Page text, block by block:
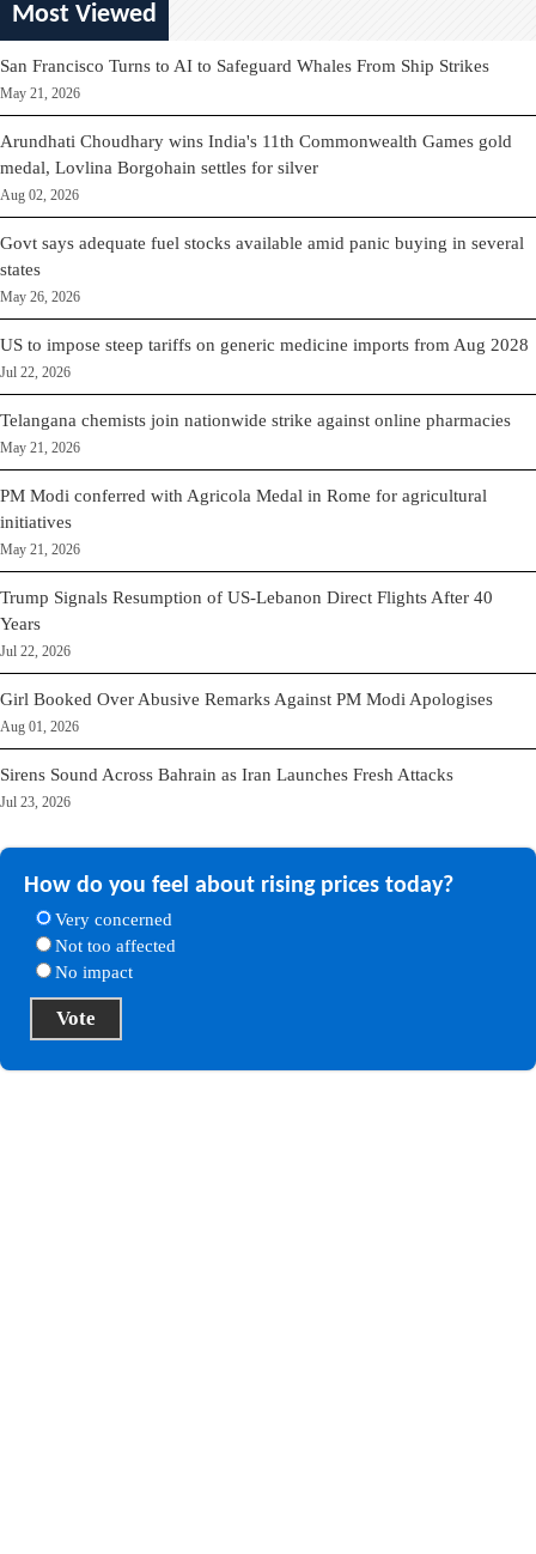
Most Viewed
San Francisco Turns to AI to Safeguard Whales From Ship Strikes
May 21, 2026
Arundhati Choudhary wins India's 11th Commonwealth Games gold
medal, Lovlina Borgohain settles for silver
Aug 02, 2026
Govt says adequate fuel stocks available amid panic buying in several
states
May 26, 2026
US to impose steep tariffs on generic medicine imports from Aug 2028
Jul 22, 2026
Telangana chemists join nationwide strike against online pharmacies
May 21, 2026
PM Modi conferred with Agricola Medal in Rome for agricultural
initiatives
May 21, 2026
Trump Signals Resumption of US-Lebanon Direct Flights After 40
Years
Jul 22, 2026
Girl Booked Over Abusive Remarks Against PM Modi Apologises
Aug 01, 2026
Sirens Sound Across Bahrain as Iran Launches Fresh Attacks
Jul 23, 2026
How do you feel about rising prices today?
Very concerned
Not too affected
No impact